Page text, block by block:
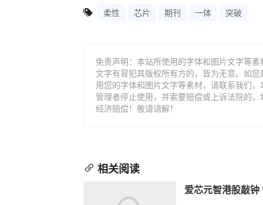
柔性 芯片 期刊 一体 突破
免责声明：本站所使用的字体和图片文字等
文字有冒犯其版权所有方的，皆为无意。如
用您的字体和图片文字等素材，请联系我们
管理者停止使用，并索要赔偿或上诉法院的
经济赔偿！敬请谅解！
相关阅读
爱芯元智港股敲